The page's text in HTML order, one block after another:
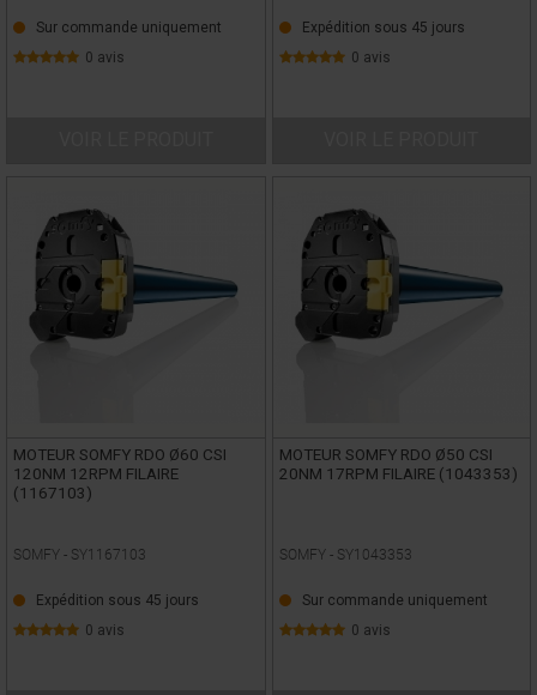
Sur commande uniquement
0 avis
Expédition sous 45 jours
0 avis
MOTEUR SOMFY RDO Ø60 CSI
120NM 12RPM FILAIRE
(1167103)
SOMFY - SY1167103
Expédition sous 45 jours
0 avis
MOTEUR SOMFY RDO Ø50 CSI
20NM 17RPM FILAIRE (1043353)
SOMFY - SY1043353
Sur commande uniquement
0 avis